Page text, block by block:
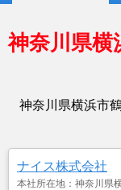
神奈川県横
神奈川県横浜市
ナイス株式会社
本社所在地：神奈川県